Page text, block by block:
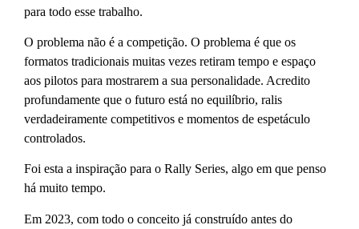
para todo esse trabalho.
O problema não é a competição. O problema é que os
formatos tradicionais muitas vezes retiram tempo e espaço
aos pilotos para mostrarem a sua personalidade. Acredito
profundamente que o futuro está no equilíbrio, ralis
verdadeiramente competitivos e momentos de espetáculo
controlados.
Foi esta a inspiração para o Rally Series, algo em que penso
há muito tempo.
Em 2023, com todo o conceito já construído antes do